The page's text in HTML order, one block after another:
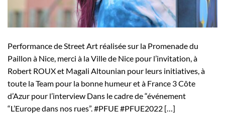
Performance de Street Art réalisée sur la Promenade du
Paillon à Nice, merci à la Ville de Nice pour l’invitation, à
Robert ROUX et Magali Altounian pour leurs initiatives, à
toute la Team pour la bonne humeur et à France 3 Côte
d’Azur pour l’interview Dans le cadre de “événement
“L’Europe dans nos rues”. #PFUE #PFUE2022 […]